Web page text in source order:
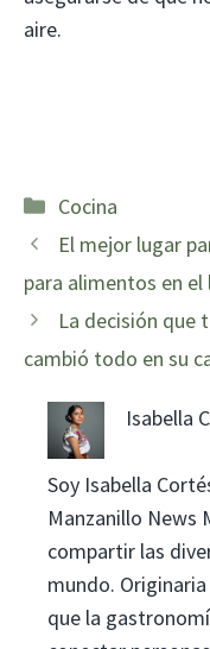
aire.
Categorías
Cocina
El mejor lugar
para alimentos en el
La decisión que
cambió todo en su
Isabella
Soy Isabella
Manzanillo News
compartir las
mundo.
que la